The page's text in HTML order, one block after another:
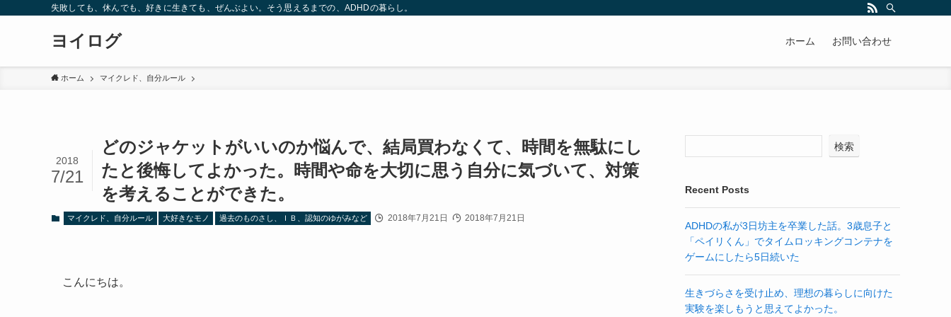
失敗しても、休んでも、好きに生きても、ぜんぶよい。そう思えるまでの、ADHDの暮らし。
ヨイログ ホーム お問い合わせ
ホーム マイクレド、自分ルール
どのジャケットがいいのか悩んで、結局買わなくて、時間を無駄にし
たと後悔してよかった。時間や命を大切に思う自分に気づいて、対策
を考えることができた。
2018
7/21
マイクレド、自分ルール 大好きなモノ 過去のものさし、ＩＢ、認知のゆがみなど 2018年7月21日 2018年7月21日
こんにちは。
検索
Recent Posts
ADHDの私が3日坊主を卒業した話。3歳息子と
「ペイリくん」でタイムロッキングコンテナを
ゲームにしたら5日続いた
生きづらさを受け止め、理想の暮らしに向けた
実験を楽しもうと思えてよかった。